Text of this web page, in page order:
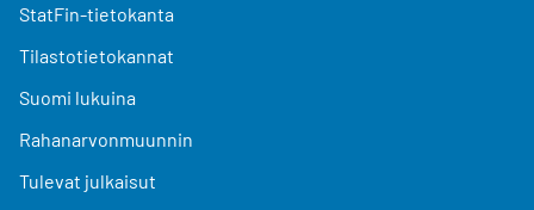
StatFin-tietokanta
Tilastotietokannat
Suomi lukuina
Rahanarvonmuunnin
Tulevat julkaisut